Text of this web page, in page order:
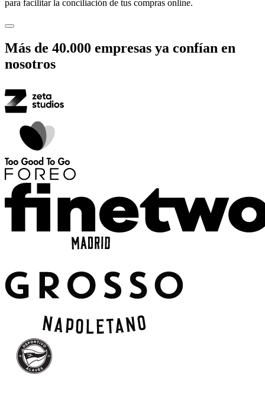
para facilitar la conciliación de tus compras online.
Más de 40.000 empresas ya confían en
nosotros